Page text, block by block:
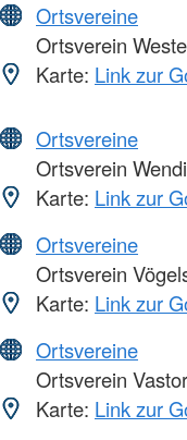
Ortsvereine
Ortsverein
Karte: Link zur
Ortsvereine
Ortsverein
Karte: Link zur
Ortsvereine
Ortsverein
Karte: Link zur
Ortsvereine
Ortsverein
Karte: Link zur